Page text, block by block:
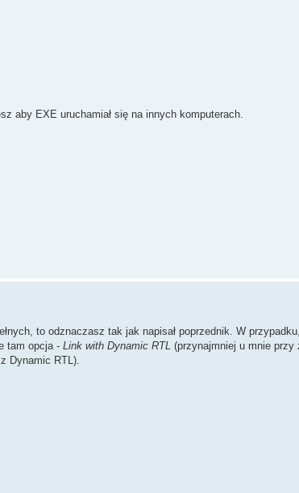
aby EXE uruchamiał się na innych komputerach.
to odznaczasz tak jak napisał poprzednik. W
tam opcja - Link with Dynamic RTL (przynajmniej u mnie przy
Dynamic RTL).